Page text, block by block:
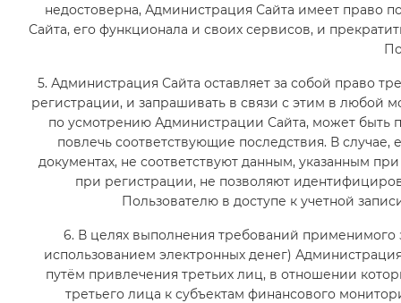
недостоверна, Администрация Сайта имеет право
Сайта, его функционала и своих сервисов, и
5. Администрация Сайта оставляет за собой право
регистрации, и запрашивать в связи с этим в любой
по усмотрению Администрации Сайта, может
повлечь соответствующие последствия. В
документах, не соответствуют данным, указанным
при регистрации, не позволяют
Пользователю в доступе к учетной
6. В целях выполнения требований применимого
использованием электронных денег)
путём привлечения третьих лиц, в отношении
третьего лица к субъектам финансового